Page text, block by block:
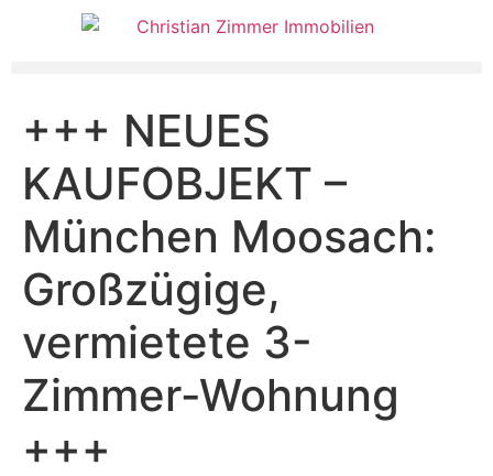
+++ NEUES
KAUFOBJEKT –
München Moosach:
Großzügige,
vermietete 3-
Zimmer-Wohnung
+++